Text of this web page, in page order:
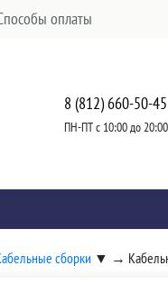
оплаты
8 (812) 660-50-45
ПН-ПТ с 10:00 до 20:00
сборки ▼ →